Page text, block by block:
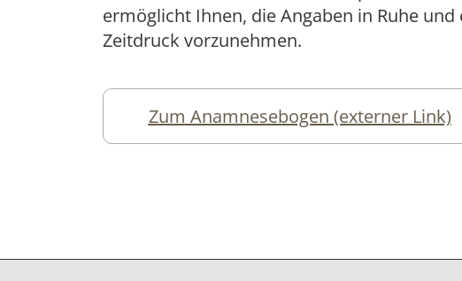
ermöglicht Ihnen, die Angaben in Ruhe und
Zeitdruck vorzunehmen.
Zum Anamnesebogen (externer Link)